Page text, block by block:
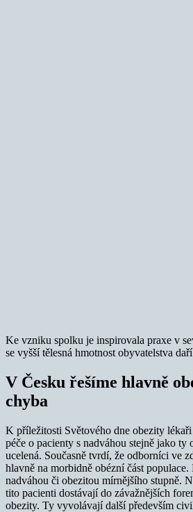
Ke vzniku spolku je inspirovala praxe v
se vyšší tělesná hmotnost obyvatelstva
V Česku řešíme hlavně
chyba
K příležitosti Světového dne obezity
péče o pacienty s nadváhou stejně jako ty
ucelená. Současně tvrdí, že odborníci ve
hlavně na morbidně obézní část
nadváhou či obezitou mírnějšího stupně.
tito pacienti dostávají do závažnějších
obezity. Ty vyvolávají další především